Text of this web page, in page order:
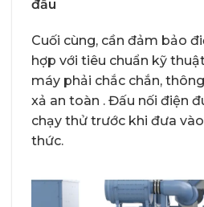
đầu
Cuối cùng, cần đảm bảo
hợp với tiêu chuẩn kỹ
máy phải chắc chắn,
xả an toàn . Đấu nối điện
chạy thử trước khi đưa
thức.